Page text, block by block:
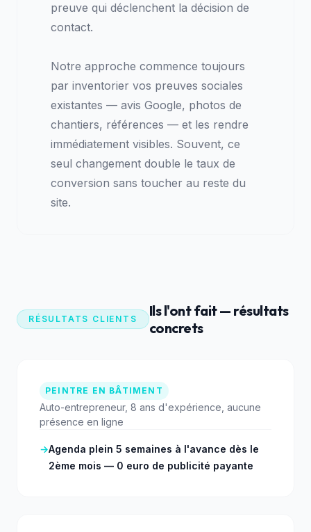
preuve qui déclenchent la décision de
contact.
Notre approche commence toujours
par inventorier vos preuves sociales
existantes — avis Google, photos de
chantiers, références — et les rendre
immédiatement visibles. Souvent, ce
seul changement double le taux de
conversion sans toucher au reste du
site.
RÉSULTATS CLIENTS
Ils l'ont fait — résultats
concrets
PEINTRE EN BÂTIMENT
Auto-entrepreneur, 8 ans d'expérience, aucune
présence en ligne
→Agenda plein 5 semaines à l'avance dès le
2ème mois — 0 euro de publicité payante